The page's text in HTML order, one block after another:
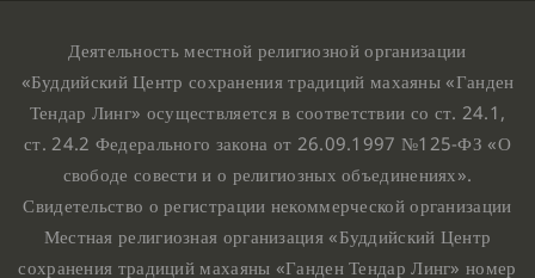
Деятельность местной религиозной организации
«Буддийский Центр сохранения традиций махаяны «Ганден
Тендар Линг» осуществляется в соответствии со ст. 24.1,
ст. 24.2 Федерального закона от 26.09.1997 №125-ФЗ «О
свободе совести и о религиозных объединениях».
Свидетельство о регистрации некоммерческой организации
Местная религиозная организация «Буддийский Центр
сохранения традиций махаяны «Ганден Тендар Линг» номер